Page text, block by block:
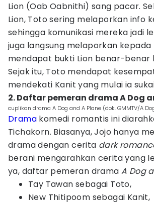
Lion (Oab Oabnithi) sang pacar.
Lion, Toto sering melaporkan info
sehingga komunikasi mereka jadi
juga langsung melaporkan kepada
mendapat bukti Lion benar-benar
Sejak itu, Toto mendapat
mendekati Kanit yang mulai ia
2. Daftar pemeran drama A Dog
cuplikan drama A Dog and A Plane (dok. GMMTV/A
Drama komedi romantis ini
Tichakorn. Biasanya, Jojo hanya
drama dengan cerita dark
berani mengarahkan cerita yang
ya, daftar pemeran drama A Dog
Tay Tawan sebagai Toto,
New Thitipoom sebagai Kanit,